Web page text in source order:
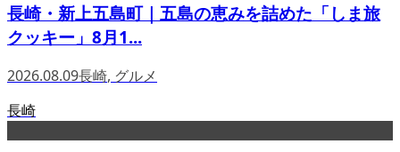
長崎・新上五島町｜五島の恵みを詰めた「しま旅
クッキー」8月1...
2026.08.09長崎, グルメ
長崎